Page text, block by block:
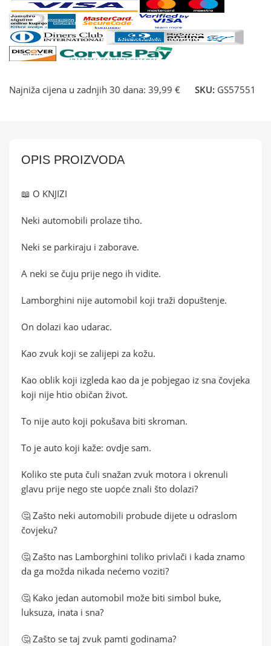
Najniža cijena u zadnjih 30 dana: 39,99 € SKU: GS57551
OPIS PROIZVODA
📖 O KNJIZI
Neki automobili prolaze tiho.
Neki se parkiraju i zaborave.
A neki se čuju prije nego ih vidite.
Lamborghini nije automobil koji traži dopuštenje.
On dolazi kao udarac.
Kao zvuk koji se zalijepi za kožu.
Kao oblik koji izgleda kao da je pobjegao iz sna čovjeka
koji nije htio običan život.
To nije auto koji pokušava biti skroman.
To je auto koji kaže: ovdje sam.
Koliko ste puta čuli snažan zvuk motora i okrenuli
glavu prije nego ste uopće znali što dolazi?
🤔 Zašto neki automobili probude dijete u odraslom
čovjeku?
🤔 Zašto nas Lamborghini toliko privlači i kada znamo
da ga možda nikada nećemo voziti?
🤔 Kako jedan automobil može biti simbol buke,
luksuza, inata i sna?
🤔 Zašto se taj zvuk pamti godinama?